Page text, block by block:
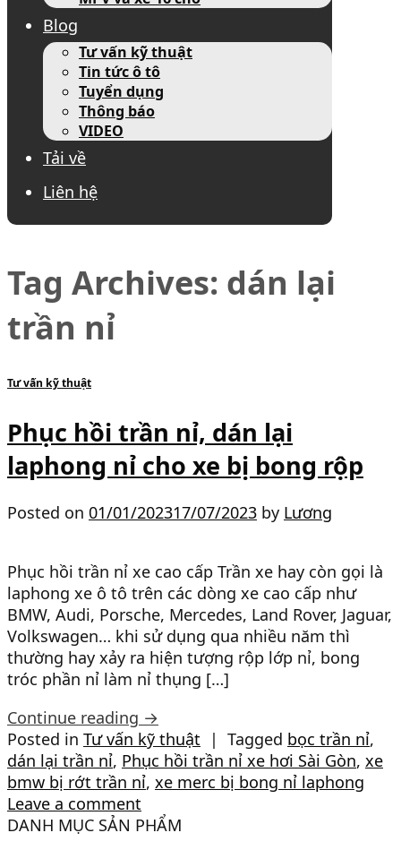
Blog
Tư vấn kỹ thuật
Tin tức ô tô
Tuyển dụng
Thông báo
VIDEO
Tải về
Liên hệ
Tag Archives: dán lại
trần nỉ
Tư vấn kỹ thuật
Phục hồi trần nỉ, dán lại
laphong nỉ cho xe bị bong rộp
Posted on 01/01/202317/07/2023 by Lương
Phục hồi trần nỉ xe cao cấp Trần xe hay còn gọi là
laphong xe ô tô trên các dòng xe cao cấp như
BMW, Audi, Porsche, Mercedes, Land Rover, Jaguar,
Volkswagen… khi sử dụng qua nhiều năm thì
thường hay xảy ra hiện tượng rộp lớp nỉ, bong
tróc phần nỉ làm nỉ thụng […]
Continue reading →
Posted in Tư vấn kỹ thuật | Tagged bọc trần nỉ,
dán lại trần nỉ, Phục hồi trần nỉ xe hơi Sài Gòn, xe
bmw bị rớt trần nỉ, xe merc bị bong nỉ laphong
Leave a comment
DANH MỤC SẢN PHẨM